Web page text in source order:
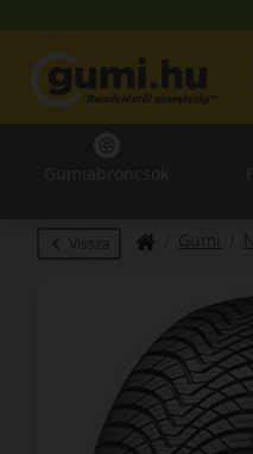
Vissza Gumi